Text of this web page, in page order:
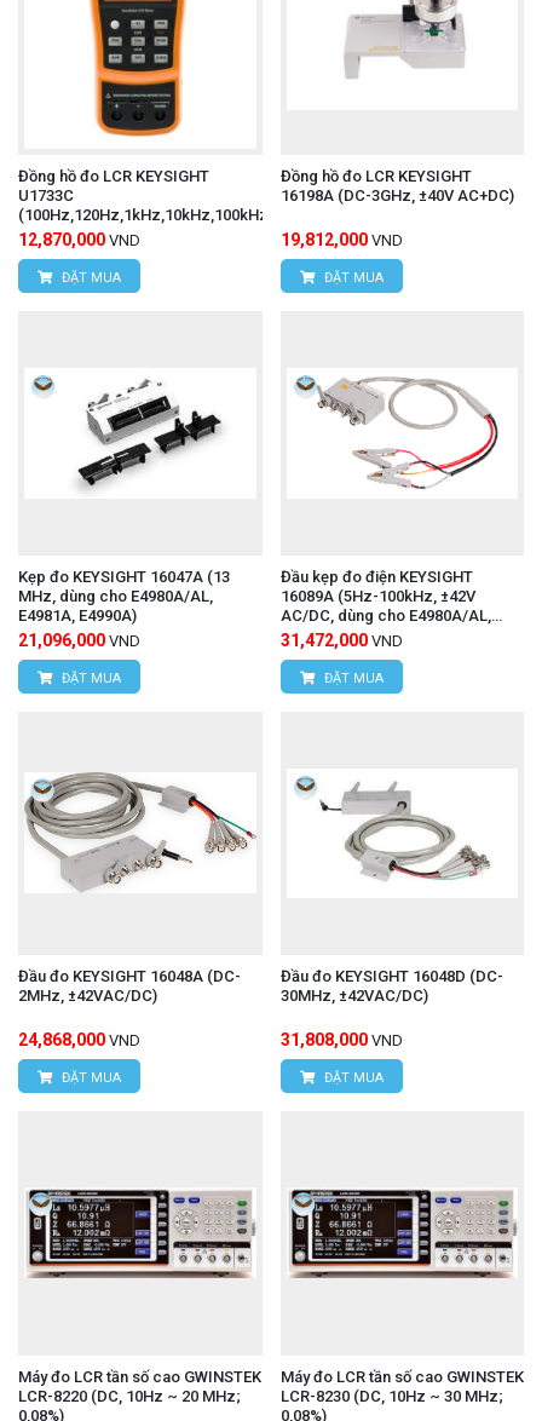
Đồng hồ đo LCR KEYSIGHT
U1733C
(100Hz,120Hz,1kHz,10kHz,100kHz)
12,870,000 VND
ĐẶT MUA
Đồng hồ đo LCR KEYSIGHT
16198A (DC-3GHz, ±40V AC+DC)
19,812,000 VND
ĐẶT MUA
Kẹp đo KEYSIGHT 16047A (13
MHz, dùng cho E4980A/AL,
E4981A, E4990A)
21,096,000 VND
ĐẶT MUA
Đầu kẹp đo điện KEYSIGHT
16089A (5Hz-100kHz, ±42V
AC/DC, dùng cho E4980A/AL,
E4981A, E4990A)
31,472,000 VND
ĐẶT MUA
Đầu đo KEYSIGHT 16048A (DC-
2MHz, ±42VAC/DC)
24,868,000 VND
ĐẶT MUA
Đầu đo KEYSIGHT 16048D (DC-
30MHz, ±42VAC/DC)
31,808,000 VND
ĐẶT MUA
Máy đo LCR tần số cao GWINSTEK
LCR-8220 (DC, 10Hz ~ 20 MHz;
0,08%)
Máy đo LCR tần số cao GWINSTEK
LCR-8230 (DC, 10Hz ~ 30 MHz;
0,08%)